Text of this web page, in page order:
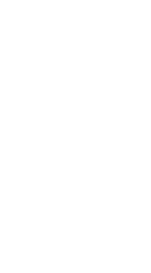
La Bella Luz
por
Saldaña